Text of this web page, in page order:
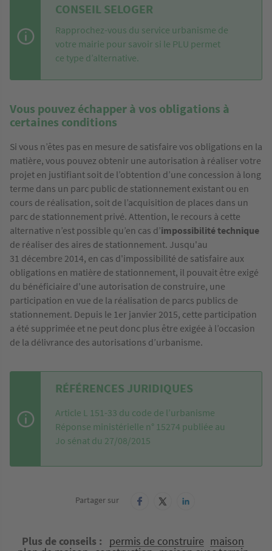
CONSEIL SELOGER
Rapprochez-vous du service urbanisme de
votre mairie pour savoir si le PLU permet
ce type d’alternative.
Vous pouvez échapper à vos obligations à
certaines conditions
Si vous n’êtes pas en mesure de satisfaire vos obligations en la
matière, vous pouvez obtenir une autorisation à réaliser votre
projet en justifiant soit de l’obtention d’une concession à long
terme dans un parc public de stationnement existant ou en
cours de réalisation, soit de l’acquisition de places dans un
parc de stationnement privé. Attention, le recours à cette
alternative n’est possible qu’en cas d’impossibilité technique
de réaliser des aires de stationnement. Jusqu'au
31 décembre 2014, en cas d'impossibilité de satisfaire aux
obligations en matière de stationnement, il pouvait être exigé
du bénéficiaire d'une autorisation de construire, une
participation en vue de la réalisation de parcs publics de
stationnement. Depuis le 1er janvier 2015, cette participation
a été supprimée et ne peut donc plus être exigée à l’occasion
de la délivrance des autorisations d’urbanisme.
RÉFÉRENCES JURIDIQUES
Article L 151-33 du code de l’urbanisme
Réponse ministérielle n° 15274 publiée au
Jo sénat du 27/08/2015
Partager sur
Plus de conseils permis de construire maison